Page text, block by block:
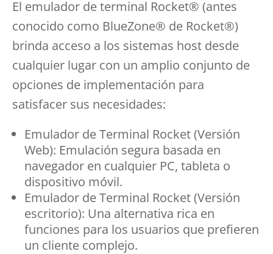
El emulador de terminal Rocket® (antes
conocido como BlueZone® de Rocket®)
brinda acceso a los sistemas host desde
cualquier lugar con un amplio conjunto de
opciones de implementación para
satisfacer sus necesidades:
Emulador de Terminal Rocket (Versión
Web): Emulación segura basada en
navegador en cualquier PC, tableta o
dispositivo móvil.
Emulador de Terminal Rocket (Versión
escritorio): Una alternativa rica en
funciones para los usuarios que prefieren
un cliente complejo.